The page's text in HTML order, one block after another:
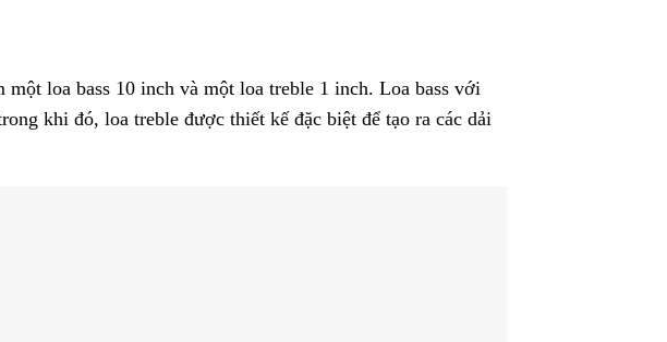
loa bass 10 inch và một loa treble 1 inch. Loa bass với
khi đó, loa treble được thiết kế đặc biệt để tạo ra các dải